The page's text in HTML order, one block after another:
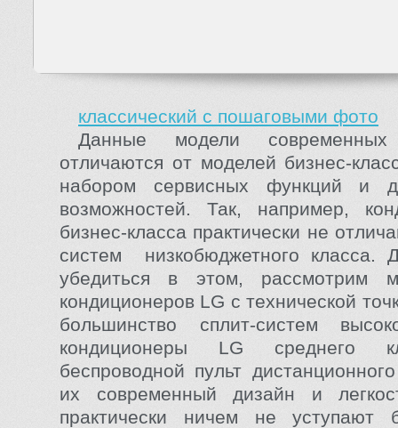
классический с пошаговыми фото
Данные модели современных
отличаются от моделей бизнес-
набором сервисных функций и
возможностей. Так, например,
бизнес-класса практически не
систем низкобюджетного класса.
убедиться в этом, рассмотрим
кондиционеров LG с технической
большинство сплит-систем
кондиционеры LG среднего
беспроводной пульт
их современный дизайн и
практически ничем не уступают